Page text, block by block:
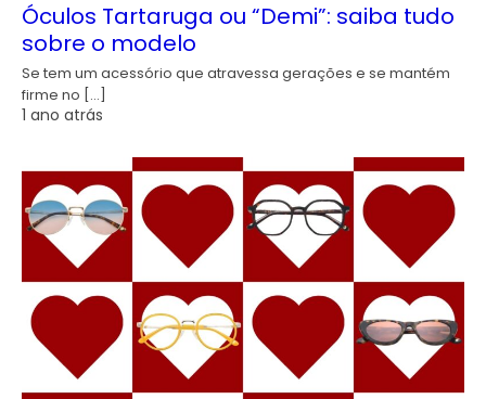
Óculos Tartaruga ou “Demi”: saiba tudo
sobre o modelo
Se tem um acessório que atravessa gerações e se mantém
firme no […]
1 ano atrás